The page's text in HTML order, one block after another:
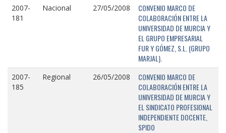
2007-
181
Nacional 27/05/2008
CONVENIO MARCO DE
COLABORACIÓN ENTRE LA
UNIVERSIDAD DE MURCIA Y
EL GRUPO EMPRESARIAL
FUR Y GÓMEZ, S.L. (GRUPO
MARJAL).
2007-
185
Regional 26/05/2008
CONVENIO MARCO DE
COLABORACIÓN ENTRE LA
UNIVERSIDAD DE MURCIA Y
EL SINDICATO PROFESIONAL
INDEPENDIENTE DOCENTE,
SPIDO